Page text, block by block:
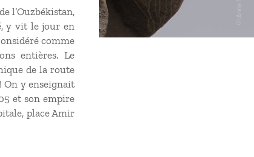
l’Ouzbékistan,
y vit le jour en
comme
entières. Le
de la route
On y enseignait
et son empire
place Amir